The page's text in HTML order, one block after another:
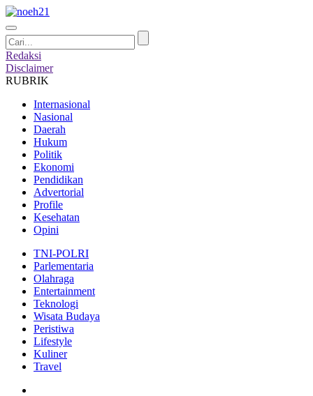
Redaksi
Disclaimer
RUBRIK
Internasional
Nasional
Daerah
Hukum
Politik
Ekonomi
Pendidikan
Advertorial
Profile
Kesehatan
Opini
TNI-POLRI
Parlementaria
Olahraga
Entertainment
Teknologi
Wisata Budaya
Peristiwa
Lifestyle
Kuliner
Travel